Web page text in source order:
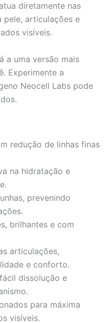
diretamente nas
pele, articulações e
visíveis.
a uma versão mais
Experimente a
Neocell Labs pode
redução de linhas finas
na hidratação e
prevenindo
brilhantes e com
articulações,
e conforto.
dissolução e
para máxima
visíveis.